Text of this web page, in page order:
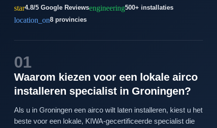
star4.8/5 Google Reviewsengineering500+ installaties
location_on8 provincies
01
Waarom kiezen voor een lokale airco
installeren specialist in Groningen?
Als u in Groningen een airco wilt laten installeren, kiest u het
beste voor een lokale, KIWA-gecertificeerde specialist die